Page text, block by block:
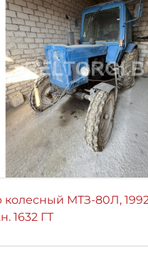
колесный МТЗ-80Л,
1632 ГТ